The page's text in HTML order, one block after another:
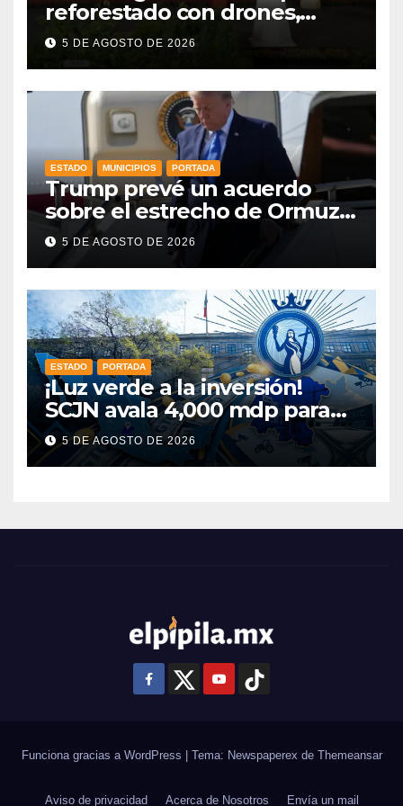
reforestado con drones,
como parte de la Jornada
Nacional a la que se suma
5 DE AGOSTO DE 2026
ESTADO MUNICIPIOS PORTADA
Trump prevé un acuerdo
sobre el estrecho de Ormuz
esta misma semana
5 DE AGOSTO DE 2026
ESTADO PORTADA
¡Luz verde a la inversión!
SCJN avala 4,000 mdp para
Guanajuato: ¿en qué se usará
este dinero?
5 DE AGOSTO DE 2026
Funciona gracias a WordPress Tema: Newspaperex de Themeansar
Aviso de privacidad Acerca de Nosotros Envía un mail